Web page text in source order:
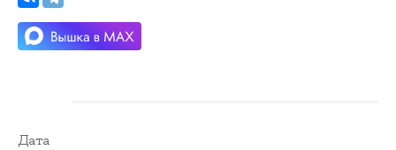
Дата